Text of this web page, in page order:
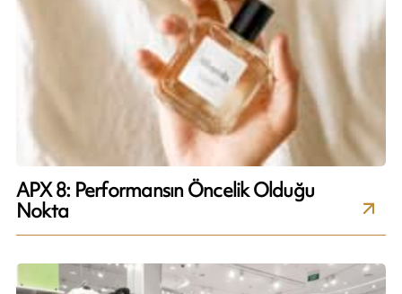
APX 8: Performansın Öncelik Olduğu
Nokta